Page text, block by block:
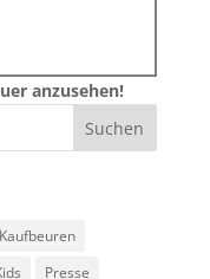
anzusehen!
Kaufbeuren
Presse